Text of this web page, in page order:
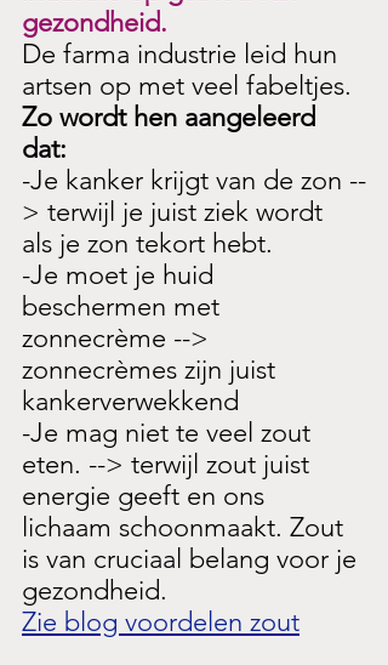
gezondheid.
De farma industrie leid hun
artsen op met veel fabeltjes.
Zo wordt hen aangeleerd
dat:
-Je kanker krijgt van de zon --
> terwijl je juist ziek wordt
als je zon tekort hebt.
-Je moet je huid
beschermen met
zonnecrème -->
zonnecrèmes zijn juist
kankerverwekkend
-Je mag niet te veel zout
eten. --> terwijl zout juist
energie geeft en ons
lichaam schoonmaakt. Zout
is van cruciaal belang voor je
gezondheid.
Zie blog voordelen zout